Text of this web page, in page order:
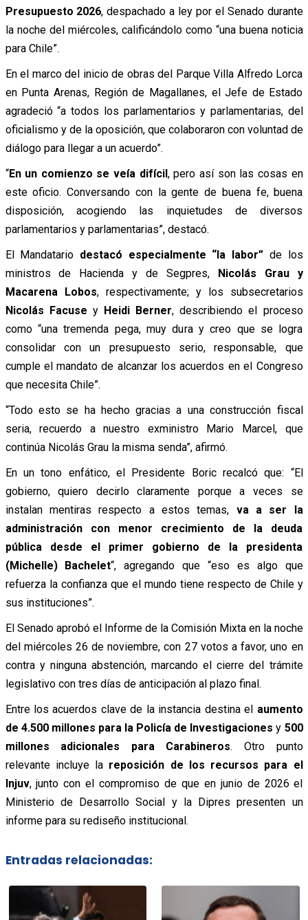
Presupuesto 2026, despachado a ley por el Senado durante
la noche del miércoles, calificándolo como “una buena noticia
para Chile”.
En el marco del inicio de obras del Parque Villa Alfredo Lorca
en Punta Arenas, Región de Magallanes, el Jefe de Estado
agradeció “a todos los parlamentarios y parlamentarias, del
oficialismo y de la oposición, que colaboraron con voluntad de
diálogo para llegar a un acuerdo”.
“En un comienzo se veía difícil, pero así son las cosas en
este oficio. Conversando con la gente de buena fe, buena
disposición, acogiendo las inquietudes de diversos
parlamentarios y parlamentarias”, destacó.
El Mandatario destacó especialmente “la labor” de los
ministros de Hacienda y de Segpres, Nicolás Grau y
Macarena Lobos, respectivamente; y los subsecretarios
Nicolás Facuse y Heidi Berner, describiendo el proceso
como “una tremenda pega, muy dura y creo que se logra
consolidar con un presupuesto serio, responsable, que
cumple el mandato de alcanzar los acuerdos en el Congreso
que necesita Chile”.
“Todo esto se ha hecho gracias a una construcción fiscal
seria, recuerdo a nuestro exministro Mario Marcel, que
continúa Nicolás Grau la misma senda”, afirmó.
En un tono enfático, el Presidente Boric recalcó que: “El
gobierno, quiero decirlo claramente porque a veces se
instalan mentiras respecto a estos temas, va a ser la
administración con menor crecimiento de la deuda
pública desde el primer gobierno de la presidenta
(Michelle) Bachelet“, agregando que “eso es algo que
refuerza la confianza que el mundo tiene respecto de Chile y
sus instituciones”.
El Senado aprobó el Informe de la Comisión Mixta en la noche
del miércoles 26 de noviembre, con 27 votos a favor, uno en
contra y ninguna abstención, marcando el cierre del trámite
legislativo con tres días de anticipación al plazo final.
Entre los acuerdos clave de la instancia destina el aumento
de 4.500 millones para la Policía de Investigaciones y 500
millones adicionales para Carabineros. Otro punto
relevante incluye la reposición de los recursos para el
Injuv, junto con el compromiso de que en junio de 2026 el
Ministerio de Desarrollo Social y la Dipres presenten un
informe para su rediseño institucional.
Entradas relacionadas: